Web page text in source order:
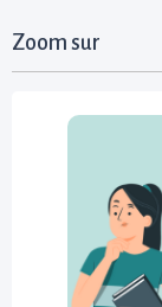
Zoom sur